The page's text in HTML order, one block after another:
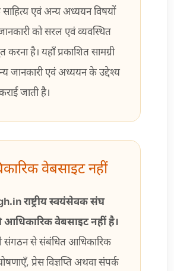
साहित्य एवं अन्य अध्ययन विषयों
को सरल एवं व्यवस्थित
करना है। यहाँ प्रकाशित सामग्री
जानकारी एवं अध्ययन के उद्देश्य
जाती है।
वेबसाइट नहीं
राष्ट्रीय स्वयंसेवक संघ
आधिकारिक वेबसाइट नहीं है।
संगठन से संबंधित आधिकारिक
प्रेस विज्ञप्ति अथवा संपर्क